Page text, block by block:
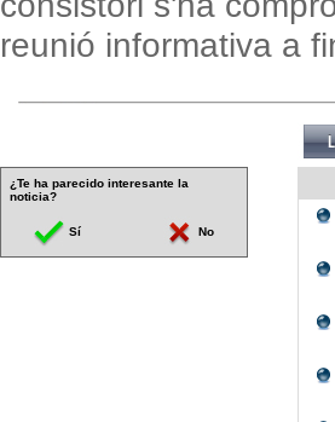
reunió informativa a
¿Te ha parecido interesante la
noticia?
Sí No